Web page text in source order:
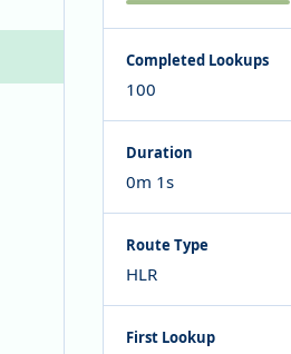
Completed Lookups
100
Duration
0m 1s
Route Type
HLR
First Lookup